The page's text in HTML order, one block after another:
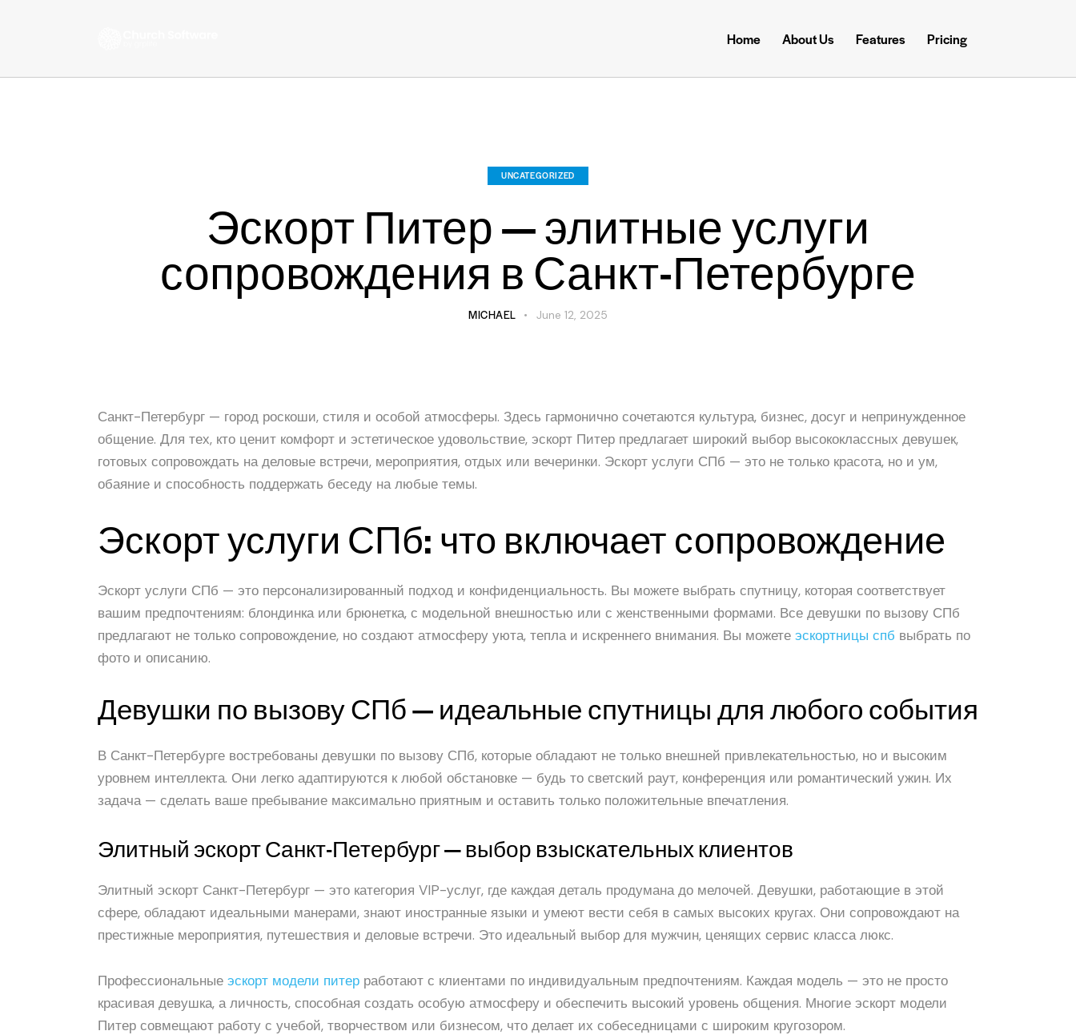
Home About Us Features Pricing
UNCATEGORIZED
Эскорт Питер — элитные услуги
сопровождения в Санкт-Петербурге
MICHAEL June 12, 2025
Санкт-Петербург — город роскоши, стиля и особой атмосферы. Здесь гармонично сочетаются культура, бизнес, досуг и непринужденное
общение. Для тех, кто ценит комфорт и эстетическое удовольствие, эскорт Питер предлагает широкий выбор высококлассных девушек,
готовых сопровождать на деловые встречи, мероприятия, отдых или вечеринки. Эскорт услуги СПб — это не только красота, но и ум,
обаяние и способность поддержать беседу на любые темы.
Эскорт услуги СПб: что включает сопровождение
Эскорт услуги СПб — это персонализированный подход и конфиденциальность. Вы можете выбрать спутницу, которая соответствует
вашим предпочтениям: блондинка или брюнетка, с модельной внешностью или с женственными формами. Все девушки по вызову СПб
предлагают не только сопровождение, но создают атмосферу уюта, тепла и искреннего внимания. Вы можете эскортницы спб выбрать по
фото и описанию.
Девушки по вызову СПб — идеальные спутницы для любого события
В Санкт-Петербурге востребованы девушки по вызову СПб, которые обладают не только внешней привлекательностью, но и высоким
уровнем интеллекта. Они легко адаптируются к любой обстановке — будь то светский раут, конференция или романтический ужин. Их
задача — сделать ваше пребывание максимально приятным и оставить только положительные впечатления.
Элитный эскорт Санкт-Петербург — выбор взыскательных клиентов
Элитный эскорт Санкт-Петербург — это категория VIP-услуг, где каждая деталь продумана до мелочей. Девушки, работающие в этой
сфере, обладают идеальными манерами, знают иностранные языки и умеют вести себя в самых высоких кругах. Они сопровождают на
престижные мероприятия, путешествия и деловые встречи. Это идеальный выбор для мужчин, ценящих сервис класса люкс.
Профессиональные эскорт модели питер работают с клиентами по индивидуальным предпочтениям. Каждая модель — это не просто
красивая девушка, а личность, способная создать особую атмосферу и обеспечить высокий уровень общения. Многие эскорт модели
Питер совмещают работу с учебой, творчеством или бизнесом, что делает их собеседницами с широким кругозором.